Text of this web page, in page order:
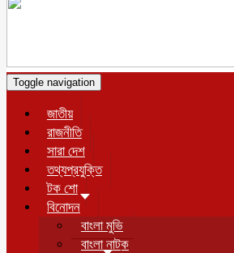
Toggle navigation
জাতীয়
রাজনীতি
সারা দেশ
তথ্যপ্রযুক্তি
টক শো
বিনোদন
বাংলা মুভি
বাংলা নাটক